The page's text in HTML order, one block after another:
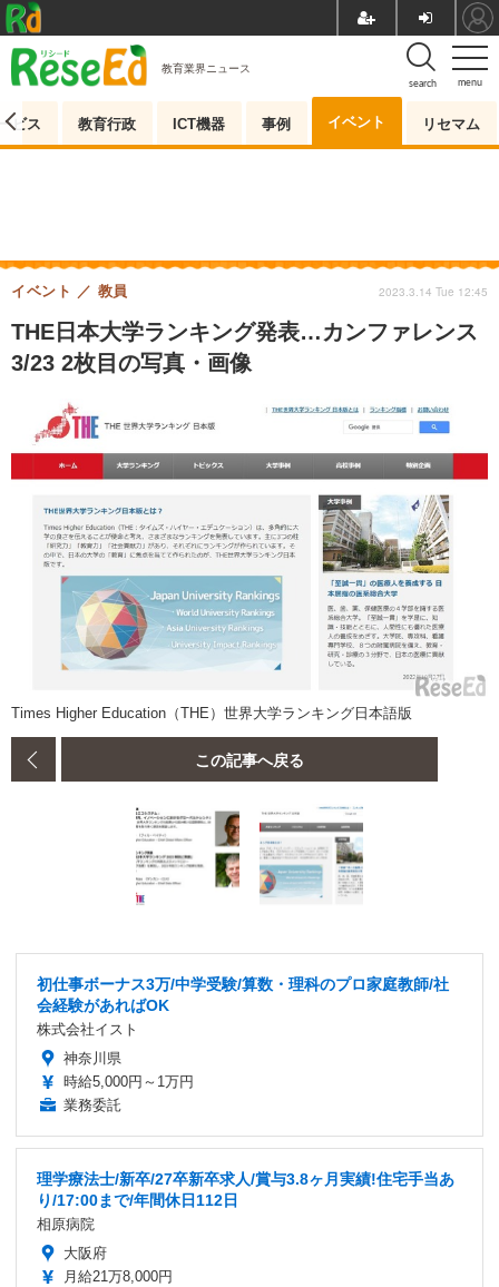
menu
search
教育業界ニュース
ビス 教育行政 ICT機器 事例 イベント リセマム
THE日本大学ランキング発表…カンファレンス
3/23 2枚目の写真・画像
イベント 教員 2023.3.14 Tue 12:45
Times Higher Education（THE）世界大学ランキング日本語版
この記事へ戻る
初仕事ボーナス3万/中学受験/算数・理科のプロ家庭教師/社
会経験があればOK
株式会社イスト
神奈川県
時給5,000円～1万円
業務委託
理学療法士/新卒/27卒新卒求人/賞与3.8ヶ月実績!住宅手当あ
り/17:00まで/年間休日112日
相原病院
大阪府
月給21万8,000円